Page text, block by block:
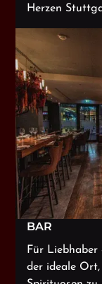
Herzen
BAR
Für
der ideale